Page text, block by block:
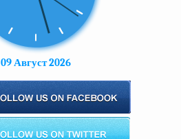
09 Август 2026